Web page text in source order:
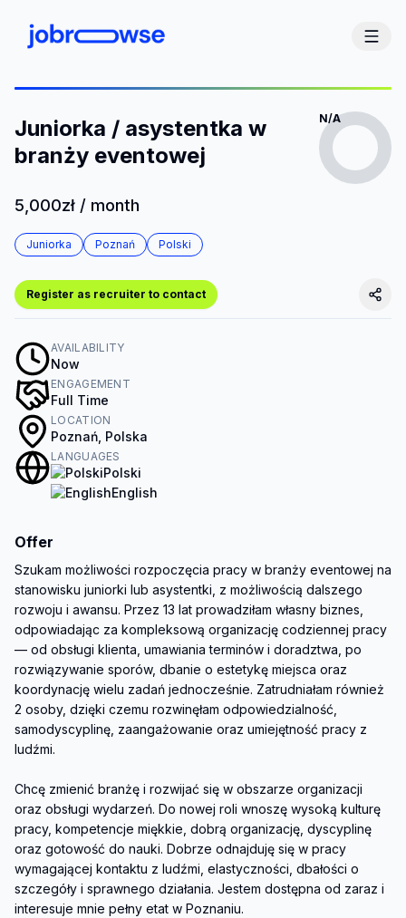
Juniorka / asystentka w
branży eventowej
N/A
5,000zł / month
Juniorka Poznań Polski
Register as recruiter to contact
AVAILABILITY
Now
ENGAGEMENT
Full Time
LOCATION
Poznań, Polska
LANGUAGES
Polski
English
Offer
Szukam możliwości rozpoczęcia pracy w branży eventowej na
stanowisku juniorki lub asystentki, z możliwością dalszego
rozwoju i awansu. Przez 13 lat prowadziłam własny biznes,
odpowiadając za kompleksową organizację codziennej pracy
— od obsługi klienta, umawiania terminów i doradztwa, po
rozwiązywanie sporów, dbanie o estetykę miejsca oraz
koordynację wielu zadań jednocześnie. Zatrudniałam również
2 osoby, dzięki czemu rozwinęłam odpowiedzialność,
samodyscyplinę, zaangażowanie oraz umiejętność pracy z
ludźmi.
Chcę zmienić branżę i rozwijać się w obszarze organizacji
oraz obsługi wydarzeń. Do nowej roli wnoszę wysoką kulturę
pracy, kompetencje miękkie, dobrą organizację, dyscyplinę
oraz gotowość do nauki. Dobrze odnajduję się w pracy
wymagającej kontaktu z ludźmi, elastyczności, dbałości o
szczegóły i sprawnego działania. Jestem dostępna od zaraz i
interesuje mnie pełny etat w Poznaniu.